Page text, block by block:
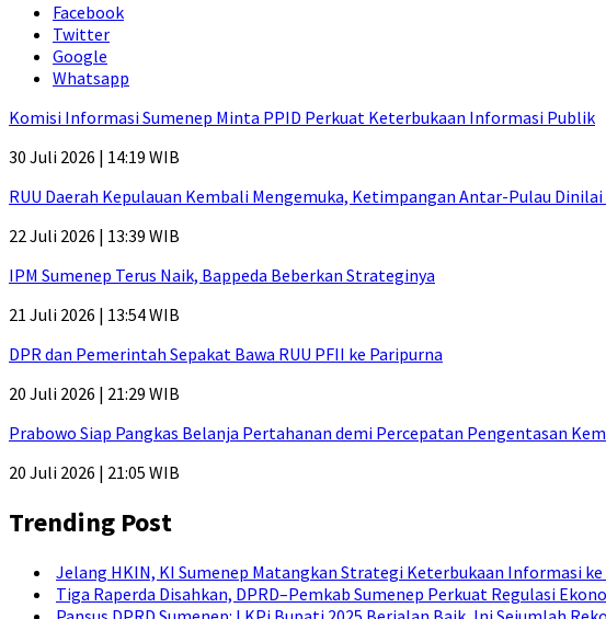
Facebook
Twitter
Google
Whatsapp
Komisi Informasi Sumenep Minta PPID Perkuat Keterbukaan Informasi Publik
30 Juli 2026 | 14:19 WIB
RUU Daerah Kepulauan Kembali Mengemuka, Ketimpangan Antar-Pulau Dinilai
22 Juli 2026 | 13:39 WIB
IPM Sumenep Terus Naik, Bappeda Beberkan Strateginya
21 Juli 2026 | 13:54 WIB
DPR dan Pemerintah Sepakat Bawa RUU PFII ke Paripurna
20 Juli 2026 | 21:29 WIB
Prabowo Siap Pangkas Belanja Pertahanan demi Percepatan Pengentasan
20 Juli 2026 | 21:05 WIB
Trending Post
Jelang HKIN, KI Sumenep Matangkan Strategi Keterbukaan Informasi
Tiga Raperda Disahkan, DPRD–Pemkab Sumenep Perkuat Regulasi